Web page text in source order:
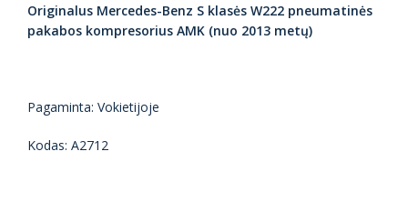
Originalus Mercedes-Benz S klasės W222 pneumatinės
pakabos kompresorius AMK (nuo 2013 metų)
Pagaminta: Vokietijoje
Kodas: A2712